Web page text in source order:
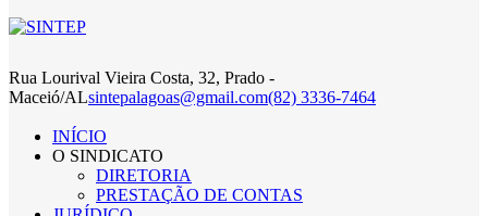
Rua Lourival Vieira Costa, 32, Prado -
Maceió/ALsintepalagoas@gmail.com(82) 3336-7464
INÍCIO
O SINDICATO
DIRETORIA
PRESTAÇÃO DE CONTAS